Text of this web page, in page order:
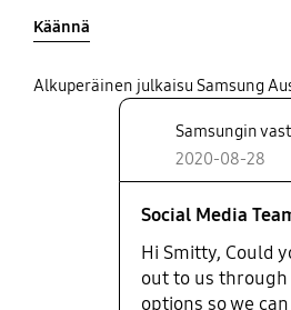
Käännä
Alkuperäinen julkaisu Samsung
Samsungin
2020-08-28
Social Media
Hi Smitty, Could
out to us
options so we